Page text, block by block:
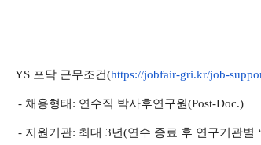
YS 포닥 근무조건(https://jobfair-gri.kr/job-
- 채용형태: 연수직 박사후연구원(Post-Doc.)
- 지원기관: 최대 3년(연수 종료 후 연구기관별